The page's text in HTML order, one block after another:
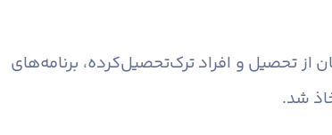
از تحصیل و افراد ترک‌تحصیل‌کرده، برنامه‌های
شد.